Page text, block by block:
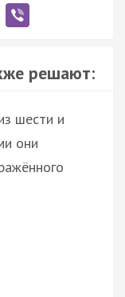
решают:
шести и
они